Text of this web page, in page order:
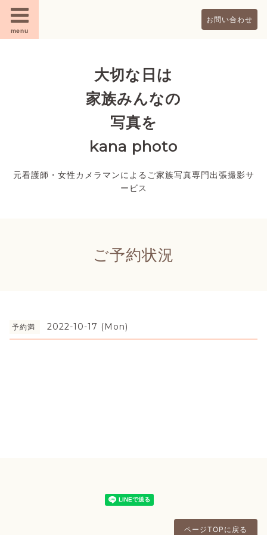
menu
お問い合わせ
大切な日は
家族みんなの
写真を
kana photo
元看護師・女性カメラマンによるご家族写真専門出張撮影サ
ービス
ご予約状況
予約満 2022-10-17 (Mon)
ページTOPに戻る